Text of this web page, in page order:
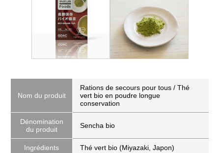
Nom du produit
Rations de secours pour tous / Thé
vert bio en poudre longue
conservation
Dénomination
du produit
Sencha bio
Ingrédients Thé vert bio (Miyazaki, Japon)